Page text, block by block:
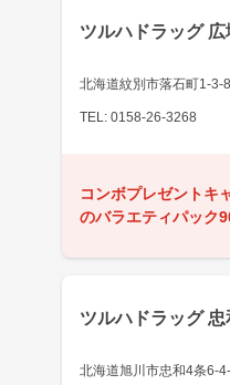
ツルハドラッグ
北海道紋別市落石町1-3-
TEL: 0158-26-3268
コンボプレゼントキ
のバラエティパック
ツルハドラッグ 忠
北海道旭川市忠和4条6-